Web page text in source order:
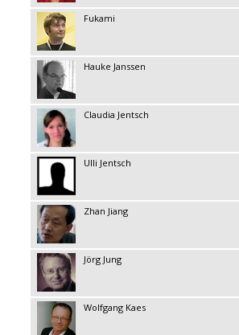
Fukami
Hauke Janssen
Claudia Jentsch
Ulli Jentsch
Zhan Jiang
Jörg Jung
Wolfgang Kaes